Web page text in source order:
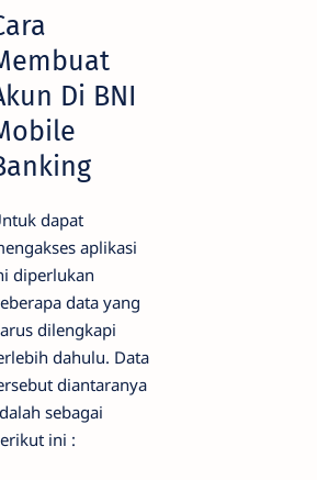
Di BNI
dapat
aplikasi
diperlukan
data yang
dilengkapi
dahulu. Data
diantaranya
sebagai
ini :